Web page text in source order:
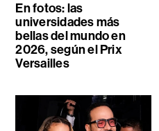
En fotos: las
universidades más
bellas del mundo en
2026, según el Prix
Versailles